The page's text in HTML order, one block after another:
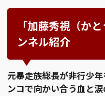
「加藤秀視（か
ンネル紹介
元暴走族総長が非行少
ンコで向かい合う血と